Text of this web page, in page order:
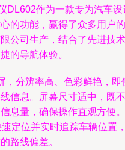
DL602作为一款专为汽车设
的功能，赢得了众多用户的
公司生产，结合了先进技术
的导航体验。
，分辨率高、色彩鲜艳，即
信息。屏幕尺寸适中，既不
息量，确保操作直观方便。
定位并实时追踪车辆位置
路线偏差。